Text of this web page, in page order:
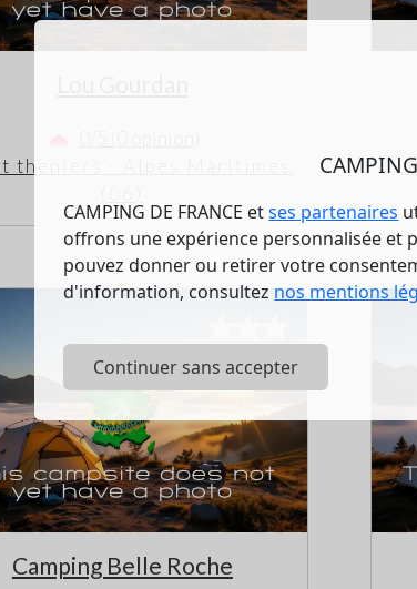
CAMPING DE FRANCE etses partenaires
offrons une expérience personnalisée et
pouvez donner ou retirer votre
d'information, consultez nos mentions
Continuer sans accepter
theniers - Alpes Maritimes
Camping Belle Roche